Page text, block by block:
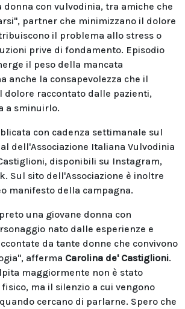
con vulvodinia, tra amiche che
partner che minimizzano il dolore
il problema allo stress o
prive di fondamento. Episodio
il peso della mancata
anche la consapevolezza che il
dolore raccontato dalle pazienti,
a sminuirlo.
con cadenza settimanale sul
dell'Associazione Italiana Vulvodinia
disponibili su Instagram,
Sul sito dell'Associazione è inoltre
manifesto della campagna.
una giovane donna con
nato dalle esperienze e
da tante donne che convivono
afferma Carolina de' Castiglioni.
maggiormente non è stato
ma il silenzio a cui vengono
cercano di parlarne. Spero che